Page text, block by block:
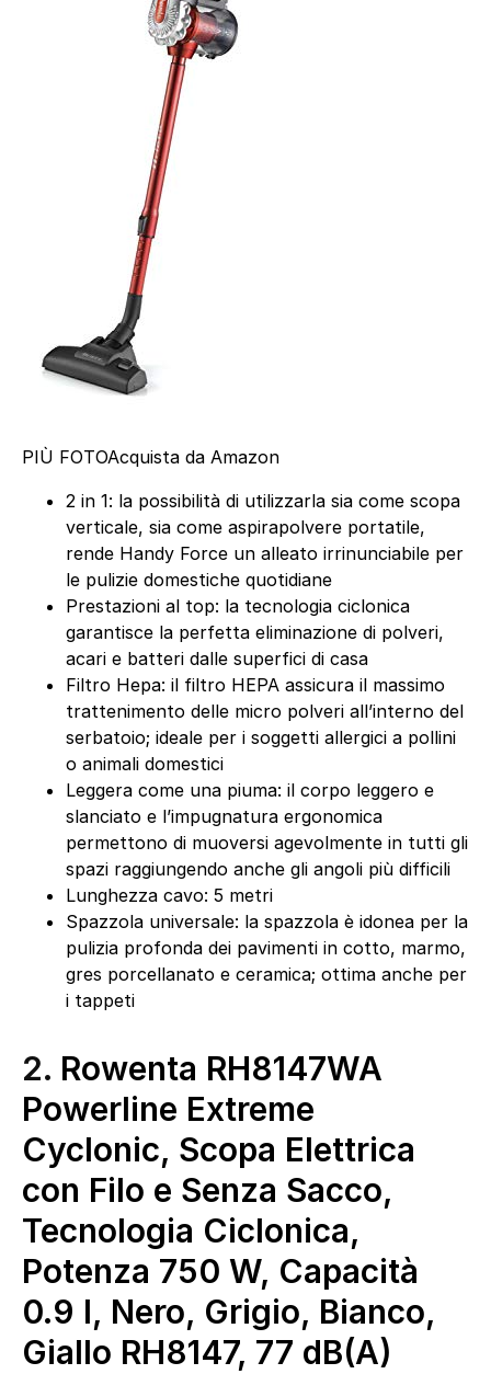
PIÙ FOTOAcquista da Amazon
2 in 1: la possibilità di utilizzarla sia come scopa
verticale, sia come aspirapolvere portatile,
rende Handy Force un alleato irrinunciabile per
le pulizie domestiche quotidiane
Prestazioni al top: la tecnologia ciclonica
garantisce la perfetta eliminazione di polveri,
acari e batteri dalle superfici di casa
Filtro Hepa: il filtro HEPA assicura il massimo
trattenimento delle micro polveri all’interno del
serbatoio; ideale per i soggetti allergici a pollini
o animali domestici
Leggera come una piuma: il corpo leggero e
slanciato e l’impugnatura ergonomica
permettono di muoversi agevolmente in tutti gli
spazi raggiungendo anche gli angoli più difficili
Lunghezza cavo: 5 metri
Spazzola universale: la spazzola è idonea per la
pulizia profonda dei pavimenti in cotto, marmo,
gres porcellanato e ceramica; ottima anche per
i tappeti
2. Rowenta RH8147WA
Powerline Extreme
Cyclonic, Scopa Elettrica
con Filo e Senza Sacco,
Tecnologia Ciclonica,
Potenza 750 W, Capacità
0.9 l, Nero, Grigio, Bianco,
Giallo RH8147, 77 dB(A)